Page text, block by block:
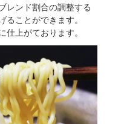
レンド割合の調整する
ることができます。
仕上がております。